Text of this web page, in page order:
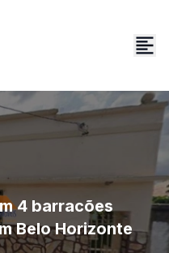
4 barracões
Belo Horizonte